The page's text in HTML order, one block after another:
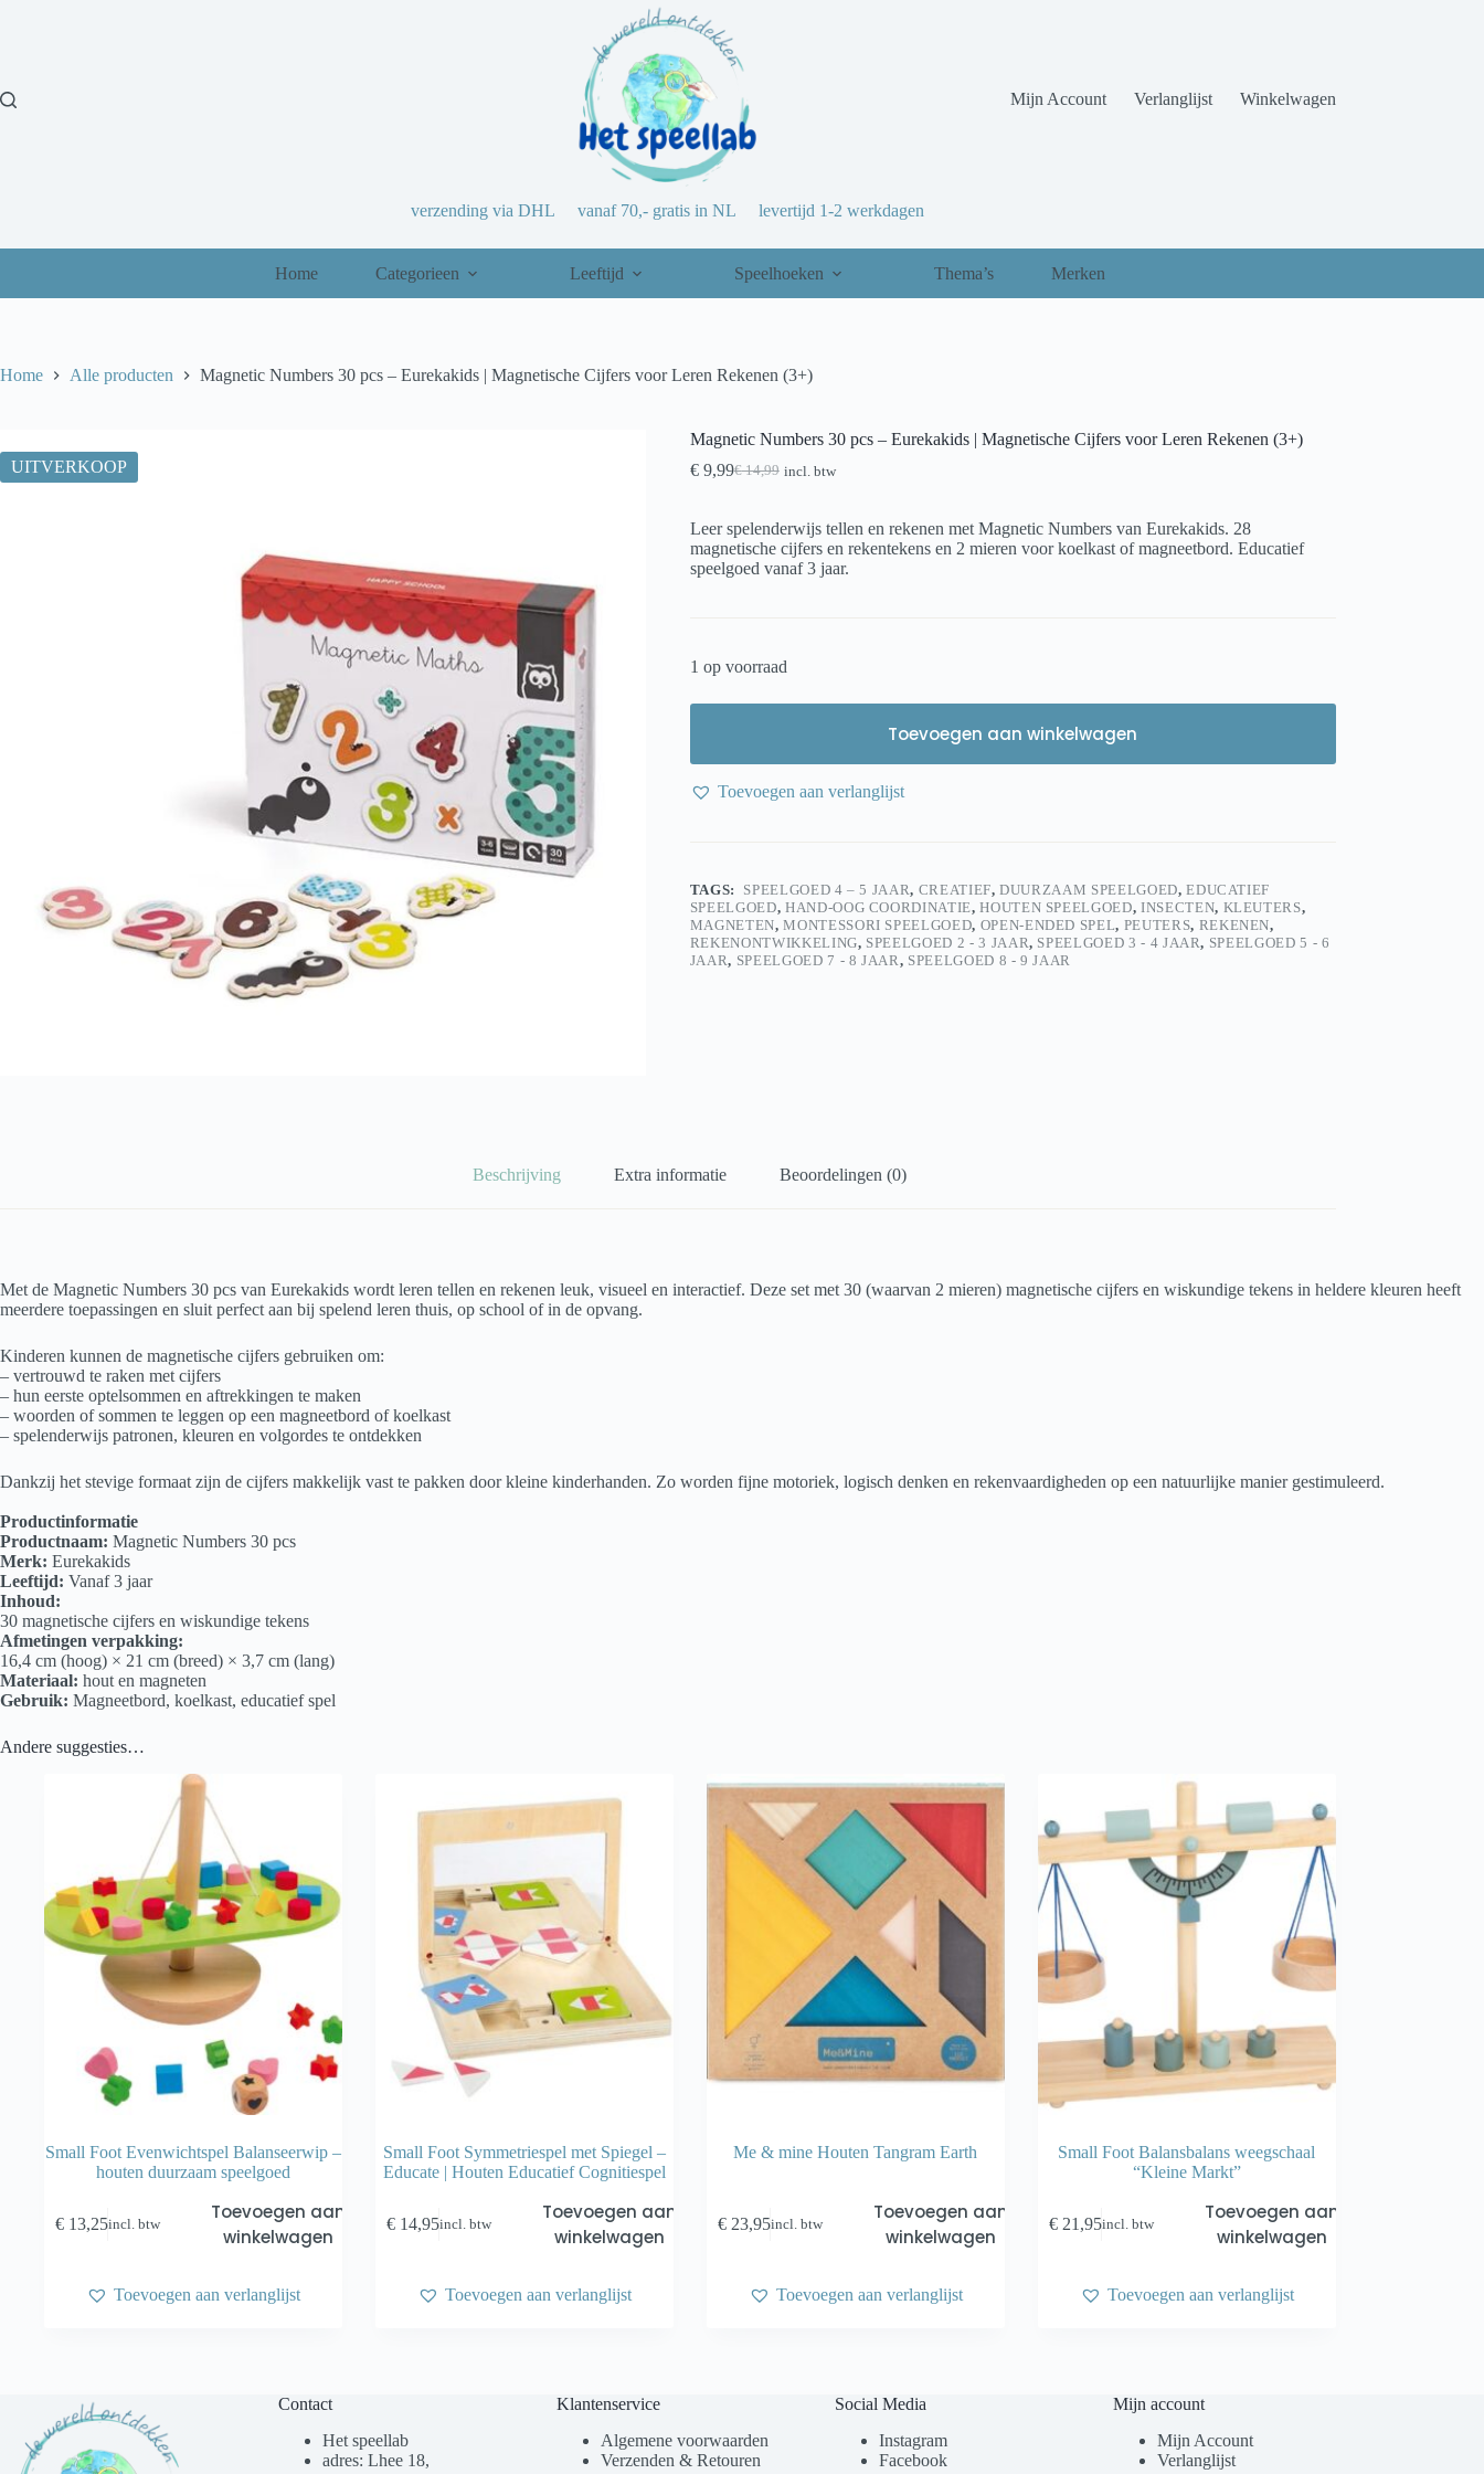
Mijn Account
Verlanglijst Winkelwagen
verzending via DHL vanaf 70,- gratis in NL levertijd 1-2 werkdagen
Home Categorieen Leeftijd Speelhoeken Thema’s Merken
Home Alle producten Magnetic Numbers 30 pcs – Eurekakids | Magnetische Cijfers voor Leren Rekenen (3+)
UITVERKOOP
Magnetic Numbers 30 pcs – Eurekakids | Magnetische Cijfers voor Leren Rekenen (3+)
€14,99
Oorspronkelijke
was:
€ 14,99.
€9,99Huidige
€ 9,99.
incl. btw
Leer spelenderwijs tellen en rekenen met Magnetic Numbers van Eurekakids. 28
magnetische cijfers en rekentekens en 2 mieren voor koelkast of magneetbord. Educatief
speelgoed vanaf 3 jaar.
1 op voorraad
Toevoegen aan winkelwagen
Toevoegen aan verlanglijst
TAGS: SPEELGOED 4 – 5 JAAR, CREATIEF,DUURZAAM SPEELGOED,EDUCATIEF
SPEELGOED, HAND-OOG COORDINATIE,HOUTEN SPEELGOED, INSECTEN, KLEUTERS,
MAGNETEN,MONTESSORI SPEELGOED, OPEN-ENDED SPEL, PEUTERS, REKENEN,
REKENONTWIKKELING, SPEELGOED 2 - 3 JAAR, SPEELGOED 3 - 4 JAAR, SPEELGOED 5 - 6
JAAR, SPEELGOED 7 - 8 JAAR, SPEELGOED 8 - 9 JAAR
Beschrijving Extra informatie Beoordelingen (0)
Met de Magnetic Numbers 30 pcs van Eurekakids wordt leren tellen en rekenen leuk, visueel en interactief. Deze set met 30 (waarvan 2 mieren) magnetische cijfers en wiskundige tekens in heldere kleuren heeft
meerdere toepassingen en sluit perfect aan bij spelend leren thuis, op school of in de opvang.
Kinderen kunnen de magnetische cijfers gebruiken om:
– vertrouwd te raken met cijfers
– hun eerste optelsommen en aftrekkingen te maken
– woorden of sommen te leggen op een magneetbord of koelkast
– spelenderwijs patronen, kleuren en volgordes te ontdekken
Dankzij het stevige formaat zijn de cijfers makkelijk vast te pakken door kleine kinderhanden. Zo worden fijne motoriek, logisch denken en rekenvaardigheden op een natuurlijke manier gestimuleerd.
Productinformatie
Productnaam: Magnetic Numbers 30 pcs
Merk: Eurekakids
Leeftijd: Vanaf 3 jaar
Inhoud:
30 magnetische cijfers en wiskundige tekens
Afmetingen verpakking:
16,4 cm (hoog) × 21 cm (breed) × 3,7 cm (lang)
Materiaal: hout en magneten
Gebruik: Magneetbord, koelkast, educatief spel
Andere suggesties…
Small Foot Evenwichtspel Balanseerwip –
houten duurzaam speelgoed
€13,25incl. btw
Toevoegen aan
winkelwagen
Toevoegen aan verlanglijst
Small Foot Symmetriespel met Spiegel –
Educate | Houten Educatief Cognitiespel
€14,95incl. btw
Toevoegen aan
winkelwagen
Toevoegen aan verlanglijst
Me & mine Houten Tangram Earth
€23,95incl. btw
Toevoegen aan
winkelwagen
Toevoegen aan verlanglijst
Small Foot Balansbalans weegschaal
“Kleine Markt”
€21,95incl. btw
Toevoegen aan
winkelwagen
Toevoegen aan verlanglijst
Contact
Het speellab
adres: Lhee 18,
Klantenservice
Algemene voorwaarden
Verzenden & Retouren
Social Media
Instagram
Facebook
Mijn account
Mijn Account
Verlanglijst